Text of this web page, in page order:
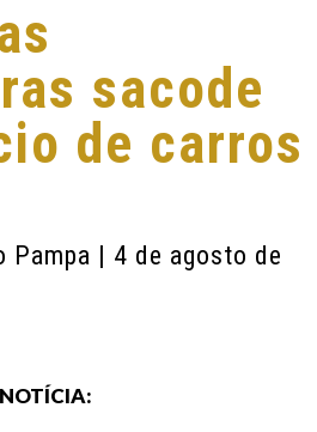
sacode
de carros
Pampa | 4 de agosto de